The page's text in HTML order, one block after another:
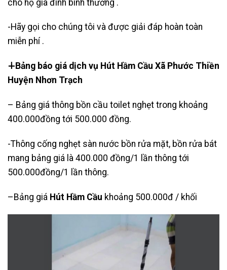
cho hộ gia đình bình thường .
-Hãy gọi cho chúng tôi và được giải đáp hoàn toàn
miễn phí .
∔Bảng báo giá dịch vụ Hút Hầm Cầu Xã Phước Thiền
Huyện Nhơn Trạch
– Bảng giá thông bồn cầu toilet nghẹt trong khoảng
400.000đồng tới 500.000 đồng.
-Thông cống nghẹt sàn nước bồn rửa mặt, bồn rửa bát
mang bảng giá là 400.000 đồng/1 lần thông tới
500.000đồng/1 lần thông.
–Bảng giá Hút Hầm Cầu khoảng 500.000đ / khối